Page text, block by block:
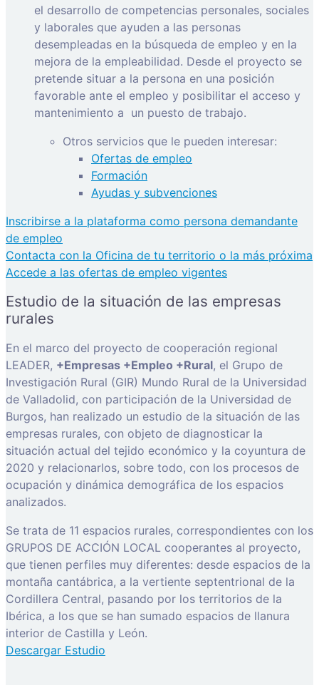
el desarrollo de competencias personales, sociales
y laborales que ayuden a las personas
desempleadas en la búsqueda de empleo y en la
mejora de la empleabilidad. Desde el proyecto se
pretende situar a la persona en una posición
favorable ante el empleo y posibilitar el acceso y
mantenimiento a un puesto de trabajo.
Otros servicios que le pueden interesar:
Ofertas de empleo
Formación
Ayudas y subvenciones
Inscribirse a la plataforma como persona demandante
de empleo
Contacta con la Oficina de tu territorio o la más próxima
Accede a las ofertas de empleo vigentes
Estudio de la situación de las empresas
rurales
En el marco del proyecto de cooperación regional
LEADER, +Empresas +Empleo +Rural, el Grupo de
Investigación Rural (GIR) Mundo Rural de la Universidad
de Valladolid, con participación de la Universidad de
Burgos, han realizado un estudio de la situación de las
empresas rurales, con objeto de diagnosticar la
situación actual del tejido económico y la coyuntura de
2020 y relacionarlos, sobre todo, con los procesos de
ocupación y dinámica demográfica de los espacios
analizados.
Se trata de 11 espacios rurales, correspondientes con los
GRUPOS DE ACCIÓN LOCAL cooperantes al proyecto,
que tienen perfiles muy diferentes: desde espacios de la
montaña cantábrica, a la vertiente septentrional de la
Cordillera Central, pasando por los territorios de la
Ibérica, a los que se han sumado espacios de llanura
interior de Castilla y León.
Descargar Estudio